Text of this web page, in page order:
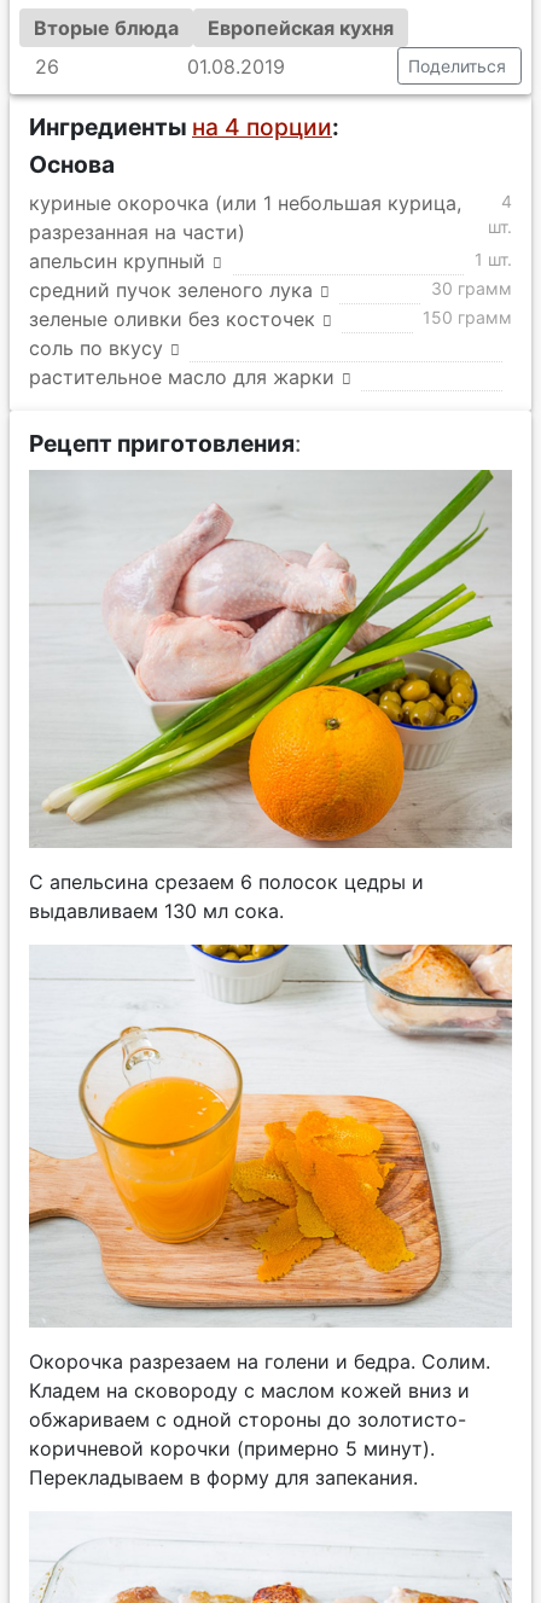
Вторые блюда
Европейская кухня
26
01.08.2019 Поделиться
Ингредиенты на 4 порции:
Основа
куриные окорочка (или 1 небольшая курица,
разрезанная на части)
4
шт.
апельсин крупный 1 шт.
средний пучок зеленого лука 30 грамм
зеленые оливки без косточек 150 грамм
соль по вкусу
растительное масло для жарки
Рецепт приготовления:
С апельсина срезаем 6 полосок цедры и
выдавливаем 130 мл сока.
Окорочка разрезаем на голени и бедра. Солим.
Кладем на сковороду с маслом кожей вниз и
обжариваем с одной стороны до золотисто-
коричневой корочки (примерно 5 минут).
Перекладываем в форму для запекания.